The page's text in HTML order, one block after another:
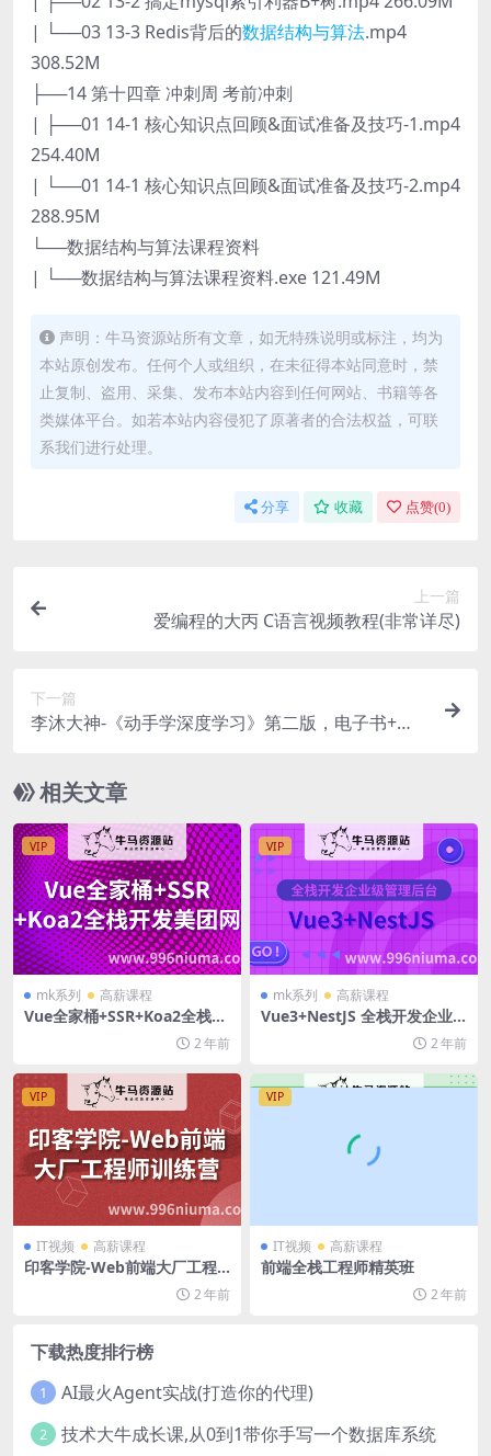
| └──03 13-3 Redis背后的数据结构与算法.mp4
308.52M
├──14 第十四章 冲刺周 考前冲刺
| ├──01 14-1 核心知识点回顾&面试准备及技巧-1.mp4
254.40M
| └──01 14-1 核心知识点回顾&面试准备及技巧-2.mp4
288.95M
└──数据结构与算法课程资料
| └──数据结构与算法课程资料.exe 121.49M
声明：牛马资源站所有文章，如无特殊说明或标注，均为
本站原创发布。任何个人或组织，在未征得本站同意时，禁
止复制、盗用、采集、发布本站内容到任何网站、书籍等各
类媒体平台。如若本站内容侵犯了原著者的合法权益，可联
系我们进行处理。
分享 收藏 点赞(0)
上一篇
爱编程的大丙 C语言视频教程(非常详尽)
下一篇
李沐大神-《动手学深度学习》第二版，电子书+源
相关文章
VIP
mk系列 高薪课程
Vue全家桶+SSR+Koa2全栈开
2 年前
VIP
mk系列 高薪课程
Vue3+NestJS 全栈开发企业
2 年前
VIP
IT视频 高薪课程
印客学院-Web前端大厂工程
2 年前
VIP
IT视频 高薪课程
前端全栈工程师精英班
2 年前
下载热度排行榜
1 AI最火Agent实战(打造你的代理)
2 技术大牛成长课,从0到1带你手写一个数据库系统